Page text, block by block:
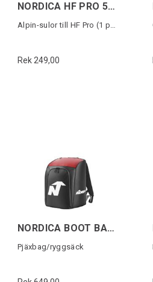
NORDICA HF PRO 5355 PU SOLES
Alpin-sulor till HF Pro (1 par)
Rek 249,00
NORDICA BOOT BACKPACK LITE Svart/Röd
Pjäxbag/ryggsäck